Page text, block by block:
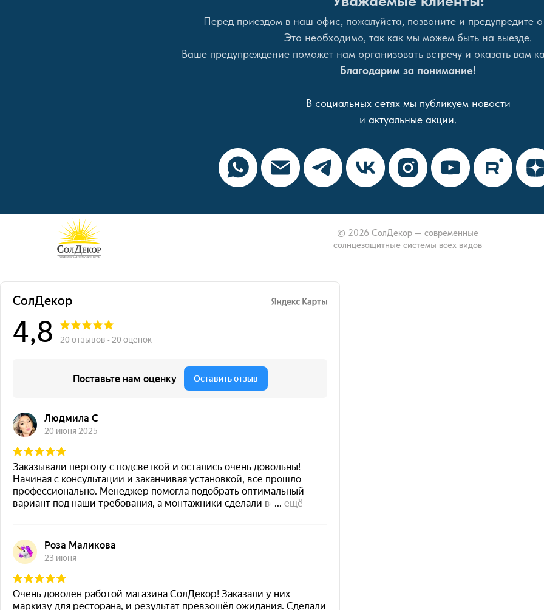
Перед приездом в наш офис, пожалуйста, позвоните и предупредите
Это необходимо, так как мы можем быть на выезде.
Ваше предупреждение поможет нам организовать встречу и оказать вам
Благодарим за понимание!
В социальных сетях мы публикуем новости
и актуальные акции.
© 2026 СолДекор — современные
солнцезащитные системы всех видов